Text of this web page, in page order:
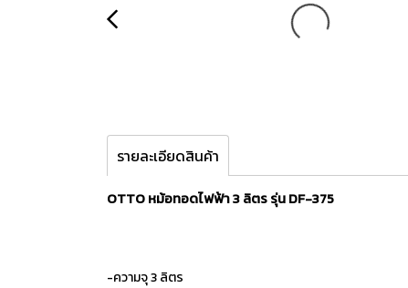
รายละเอียดสินค้า
OTTO หม้อทอดไฟฟ้า 3 ลิตร รุ่น DF-375
-ความจุ 3 ลิตร